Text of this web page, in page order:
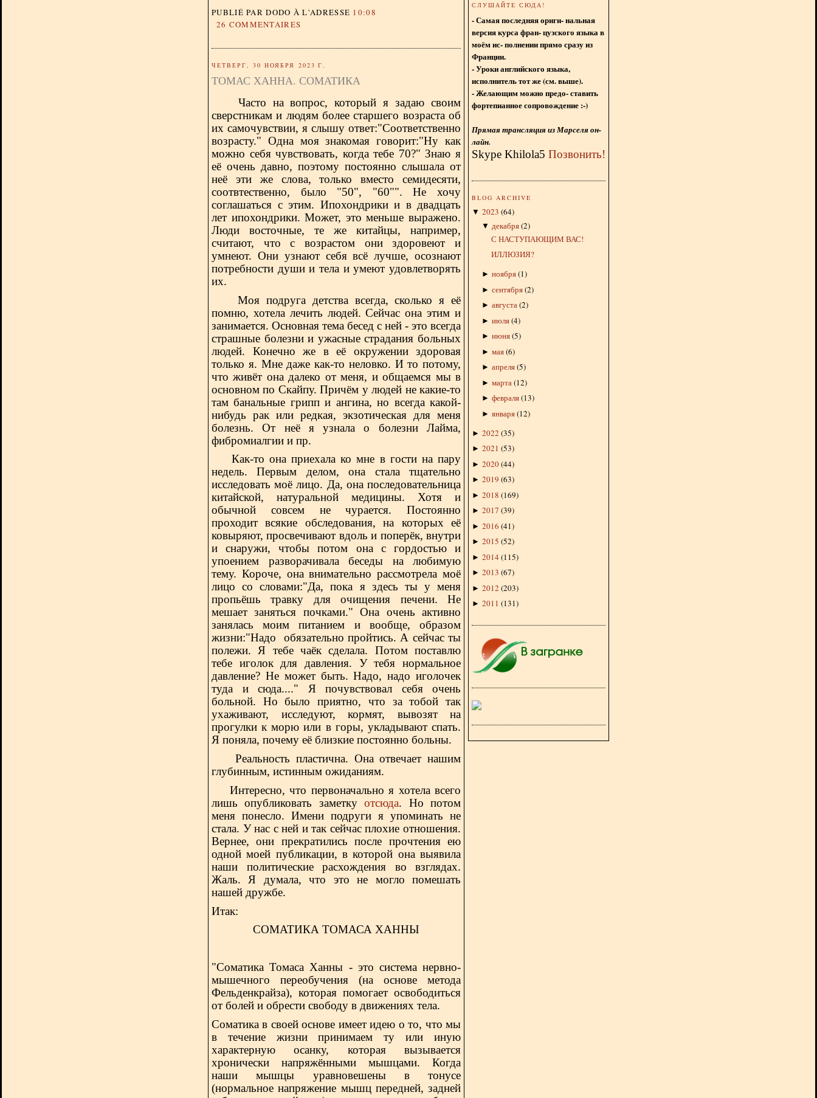
PUBLIÉ PAR DODO À L'ADRESSE 10:08
26 COMMENTAIRES
ЧЕТВЕРГ, 30 НОЯБРЯ 2023 Г.
ТОМАС ХАННА. СОМАТИКА
Часто на вопрос, который я задаю своим
сверстникам и людям более старшего возраста об
их самочувствии, я слышу ответ:"Соответственно
возрасту." Одна моя знакомая говорит:"Ну как
можно себя чувствовать, когда тебе 70?" Знаю я
её очень давно, поэтому постоянно слышала от
неё эти же слова, только вместо семидесяти,
соотвтественно, было "50", "60"". Не хочу
соглашаться с этим. Ипохондрики и в двадцать
лет ипохондрики. Может, это меньше выражено.
Люди восточные, те же китайцы, например,
считают, что с возрастом они здоровеют и
умнеют. Они узнают себя всё лучше, осознают
потребности души и тела и умеют удовлетворять
их.
Моя подруга детства всегда, сколько я её
помню, хотела лечить людей. Сейчас она этим и
занимается. Основная тема бесед с ней - это всегда
страшные болезни и ужасные страдания больных
людей. Конечно же в её окружении здоровая
только я. Мне даже как-то неловко. И то потому,
что живёт она далеко от меня, и общаемся мы в
основном по Скайпу. Причём у людей не какие-то
там банальные грипп и ангина, но всегда какой-
нибудь рак или редкая, экзотическая для меня
болезнь. От неё я узнала о болезни Лайма,
фибромиалгии и пр.
Как-то она приехала ко мне в гости на пару
недель. Первым делом, она стала тщательно
исследовать моё лицо. Да, она последовательница
китайской, натуральной медицины. Хотя и
обычной совсем не чурается. Постоянно
проходит всякие обследования, на которых её
ковыряют, просвечивают вдоль и поперёк, внутри
и снаружи, чтобы потом она с гордостью и
упоением разворачивала беседы на любимую
тему. Короче, она внимательно рассмотрела моё
лицо со словами:"Да, пока я здесь ты у меня
пропьёшь травку для очищения печени. Не
мешает заняться почками." Она очень активно
занялась моим питанием и вообще, образом
жизни:"Надо обязательно пройтись. А сейчас ты
полежи. Я тебе чаёк сделала. Потом поставлю
тебе иголок для давления. У тебя нормальное
давление? Не может быть. Надо, надо иголочек
туда и сюда...." Я почувствовал себя очень
больной. Но было приятно, что за тобой так
ухаживают, исследуют, кормят, вывозят на
прогулки к морю или в горы, укладывают спать.
Я поняла, почему её близкие постоянно больны.
Реальность пластична. Она отвечает нашим
глубинным, истинным ожиданиям.
Интересно, что первоначально я хотела всего
лишь опубликовать заметкуотсюда. Но потом
меня понесло. Имени подруги я упоминать не
стала. У нас с ней и так сейчас плохие отношения.
Вернее, они прекратились после прочтения ею
одной моей публикации, в которой она выявила
наши политические расхождения во взглядах.
Жаль. Я думала, что это не могло помешать
нашей дружбе.
Итак:
СОМАТИКА ТОМАСА ХАННЫ
"Соматика Томаса Ханны - это системaнервно-
мышечного переобучения (на основе метода
Фельденкрайза), которая помогает освободиться
от болей и обрести свободу в движениях тела.
Соматика в своей основе имеет идею о то, что мы
в течение жизни принимаем ту или иную
характерную осанку, которая вызывается
хронически напряжёнными мышцами. Когда
наши мышцы уравновешены в тонусе
(нормальное напряжение мышц передней, задней
СЛУШАЙТЕ СЮДА!
- Самая последняя ориги- нальная
версия курса фран- цузского языка в
моём ис- полнении прямо сразу из
Франции.
- Уроки английского языка,
исполнитель тот же (см. выше).
- Желающим можно предо- ставить
фортепианное сопровождение :-)
Прямая трансляция из Марселя он-
лайн.
Skype Khilola5 Позвонить!
BLOG ARCHIVE
▼ 2023 (64)
▼ декабря(2)
С НАСТУПАЮЩИМ ВАС!
ИЛЛЮЗИЯ?
► ноября(1)
► сентября(2)
► августа(2)
► июля(4)
► июня(5)
► мая(6)
► апреля(5)
► марта(12)
► февраля(13)
► января(12)
► 2022 (35)
► 2021 (53)
► 2020(44)
► 2019 (63)
► 2018 (169)
► 2017 (39)
► 2016 (41)
► 2015 (52)
► 2014 (115)
► 2013 (67)
► 2012 (203)
► 2011 (131)